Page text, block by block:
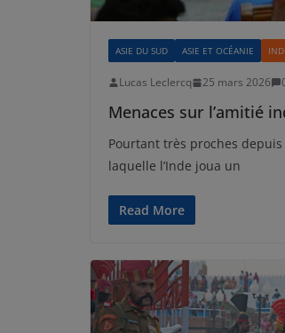
ASIE DU SUD ASIE ET OCÉANIE
Lucas Leclercq 25 mars 2026
Menaces sur l’amitié
Pourtant très proches
laquelle l’Inde joua un
Read More